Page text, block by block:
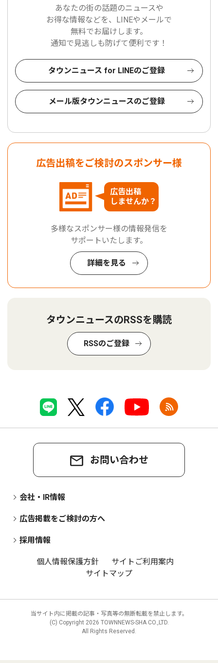
あなたの街の話題のニュースや
お得な情報などを、LINEやメールで
無料でお届けします。
通知で見逃しも防げて便利です！
タウンニュース for LINEのご登録
メール版タウンニュースのご登録
広告出稿をご検討のスポンサー様
広告出稿
しませんか？
多様なスポンサー様の情報発信を
サポートいたします。
詳細を見る
タウンニュースのRSSを購読
RSSのご登録
お問い合わせ
会社・IR情報
広告掲載をご検討の方へ
採用情報
個人情報保護方針
サイトご利用案内
サイトマップ
当サイト内に掲載の記事・写真等の無断転載を禁止します。
(C) Copyright 2026 TOWNNEWS-SHA CO.,LTD.
All Rights Reserved.